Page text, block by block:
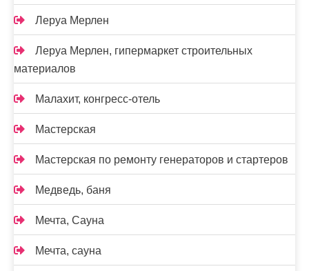
Леруа Мерлен
Леруа Мерлен, гипермаркет строительных
материалов
Малахит, конгресс-отель
Мастерская
Мастерская по ремонту генераторов и стартеров
Медведь, баня
Мечта, Сауна
Мечта, сауна